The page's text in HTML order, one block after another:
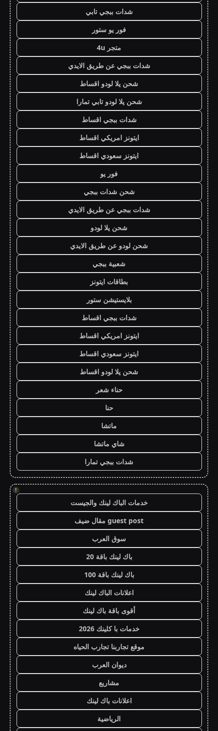
شدات ببجي تابي
فور يو ستور
متجر 4u
شدات ببجي عن طريق الايدي
شحن يلا لودو اقساط
شحن يلا لودو تابي تمارا
شدات ببجي اقساط
ايتونز امريكي اقساط
ايتونز سعودي اقساط
فور يو
شحن شدات ببجي
شدات ببجي عن طريق الايدي
شحن يلا لودو
شحن لودو عن طريق الايدي
شعبية ببجي
بطاقات ايتونز
بلايستيشن ستور
شدات ببجي اقساط
ايتونز امريكي اقساط
ايتونز سعودي اقساط
شحن يلا لودو اقساط
حناء شعر
حنا
ماتشا
شاي ماتشا
شدات ببجي تمارا
!
خدمات الباك لينك والجيست
guest post مقال ضيف
سوق العرب
باك لينك باقة 20
باك لينك باقة 100
اعلانات الباك لينك
أقوى باقة باك لينك
خدمات با كلينك 2026
موقع تجاربنا تجارب الحياه
ديوان العرب
مشاريع
اعلانات باك لينك
الرياضية